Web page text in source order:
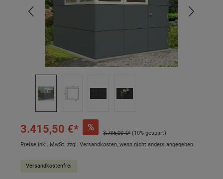
3.415,50 €* %
3.795,00 €* (10% gespart)
Preise inkl. MwSt. zzgl. Versandkosten, wenn nicht anders angegeben.
Versandkostenfrei